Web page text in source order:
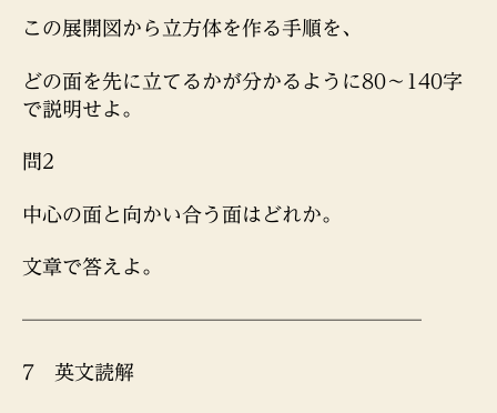
この展開図から立方体を作る手順を、
どの面を先に立てるかが分かるように80〜140字
で説明せよ。
問2
中心の面と向かい合う面はどれか。
文章で答えよ。
────────────────────
7 英文読解